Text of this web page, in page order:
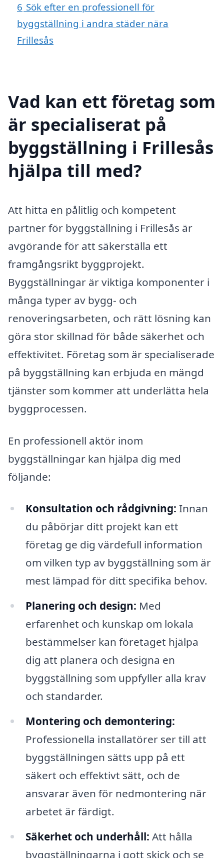
6 Sök efter en professionell för
byggställning i andra städer nära
Frillesås
Vad kan ett företag som
är specialiserat på
byggställning i Frillesås
hjälpa till med?
Att hitta en pålitlig och kompetent
partner för byggställning i Frillesås är
avgörande för att säkerställa ett
framgångsrikt byggprojekt.
Byggställningar är viktiga komponenter i
många typer av bygg- och
renoveringsarbeten, och rätt lösning kan
göra stor skillnad för både säkerhet och
effektivitet. Företag som är specialiserade
på byggställning kan erbjuda en mängd
tjänster som kommer att underlätta hela
byggprocessen.
En professionell aktör inom
byggställningar kan hjälpa dig med
följande:
Konsultation och rådgivning: Innan
du påbörjar ditt projekt kan ett
företag ge dig värdefull information
om vilken typ av byggställning som är
mest lämpad för ditt specifika behov.
Planering och design: Med
erfarenhet och kunskap om lokala
bestämmelser kan företaget hjälpa
dig att planera och designa en
byggställning som uppfyller alla krav
och standarder.
Montering och demontering:
Professionella installatörer ser till att
byggställningen sätts upp på ett
säkert och effektivt sätt, och de
ansvarar även för nedmontering när
arbetet är färdigt.
Säkerhet och underhåll: Att hålla
byggställningarna i gott skick och se